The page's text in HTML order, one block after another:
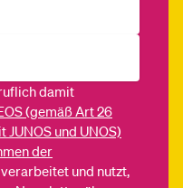
damit
(gemäß Art 26
JUNOS und UNOS)
der
verarbeitet und nutzt,